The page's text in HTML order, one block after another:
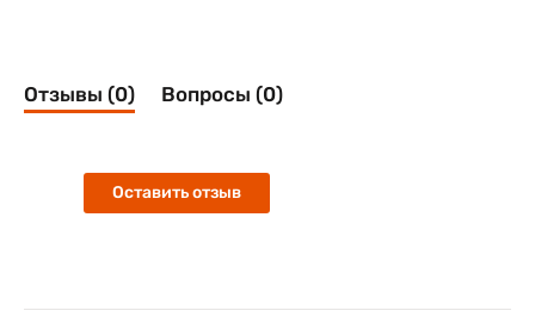
Отзывы (0) Вопросы (0)
Оставить отзыв